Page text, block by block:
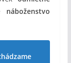
náboženstvo